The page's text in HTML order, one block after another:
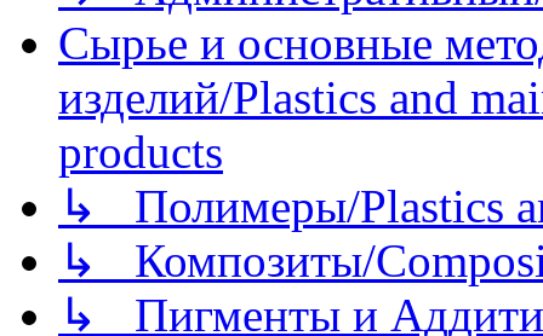
Сырье и основные
изделий/Plastics and
products
↳ Полимеры/Plastics
↳ Композиты/
↳ Пигменты и